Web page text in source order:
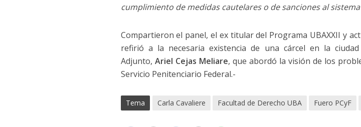
cumplimiento de medidas cautelares o de sanciones al
Compartieron el panel, el ex titular del Programa UBAXXII y
refirió a la necesaria existencia de una cárcel en la
Adjunto, Ariel Cejas Meliare, que abordó la visión de los
Servicio Penitenciario Federal.-
Tema Carla Cavaliere Facultad de Derecho UBA Fuero PCyF